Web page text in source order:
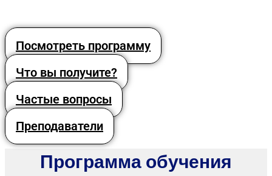
Посмотреть программу
Что вы получите?
Частые вопросы
Преподаватели
Программа обучения